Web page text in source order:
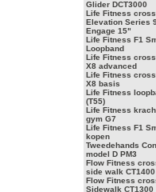
Glider DCT3000
Life Fitness
Elevation Series
Engage 15"
Life Fitness F1
Loopband
Life Fitness
X8 advanced
Life Fitness
X8 basis
Life Fitness
(T55)
Life Fitness
gym G7
Life Fitness F1
kopen
Tweedehands
model D PM3
Flow Fitness
side walk CT1400
Flow Fitness
Sidewalk CT1300